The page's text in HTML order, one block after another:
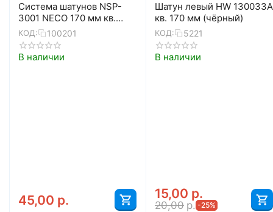
Система шатунов NSP-
3001 NECO 170 мм кв.
28/38/48 с защитой
КОД: 100201
В наличии
45,00 р.
Шатун левый HW 130033A
кв. 170 мм (чёрный)
КОД: 5221
В наличии
15,00 р.
20,00 р. -25%